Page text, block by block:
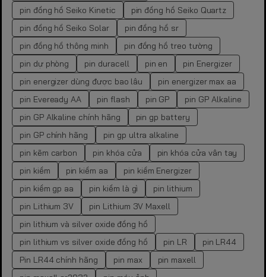
pin đồng hồ Seiko Kinetic
pin đồng hồ Seiko Quartz
pin đồng hồ Seiko Solar
pin đồng hồ sr
pin đồng hồ thông minh
pin đồng hồ treo tường
pin dự phòng
pin duracell pin en
pin Energizer
pin energizer dùng được bao lâu
pin energizer max aa
pin Eveready AA
pin flash pin GP
pin GP Alkaline
pin GP Alkaline chính hãng
pin gp battery
pin GP chính hãng
pin gp ultra alkaline
pin kẽm carbon
pin khóa cửa
pin khóa cửa vân tay
pin kiềm
pin kiềm aa
pin kiềm Energizer
pin kiềm gp aa
pin kiềm là gì
pin lithium
pin Lithium 3V
pin Lithium 3V Maxell
pin lithium và silver oxide đồng hồ
pin lithium vs silver oxide đồng hồ
pin LR
pin LR44
Pin LR44 chính hãng
pin max
pin maxell